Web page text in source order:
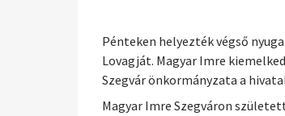
Pénteken helyezték végső
Lovagját. Magyar Imre
Szegvár önkormányzata a
Magyar Imre Szegváron